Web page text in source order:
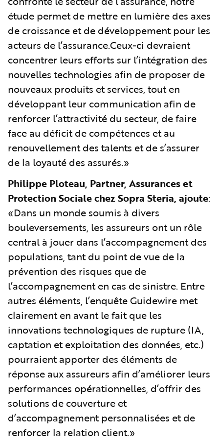
étude permet de mettre en lumière des axes
de croissance et de développement pour les
acteurs de l’assurance.Ceux-ci devraient
concentrer leurs efforts sur l’intégration des
nouvelles technologies afin de proposer de
nouveaux produits et services, tout en
développant leur communication afin de
renforcer l’attractivité du secteur, de faire
face au déficit de compétences et au
renouvellement des talents et de s’assurer
de la loyauté des assurés.»
Philippe Ploteau, Partner, Assurances et
Protection Sociale chez Sopra Steria, ajoute:
«Dans un monde soumis à divers
bouleversements, les assureurs ont un rôle
central à jouer dans l’accompagnement des
populations, tant du point de vue de la
prévention des risques que de
l’accompagnement en cas de sinistre. Entre
autres éléments, l’enquête Guidewire met
clairement en avant le fait que les
innovations technologiques de rupture (IA,
captation et exploitation des données, etc.)
pourraient apporter des éléments de
réponse aux assureurs afin d’améliorer leurs
performances opérationnelles, d’offrir des
solutions de couverture et
d’accompagnement personnalisées et de
renforcer la relation client.»